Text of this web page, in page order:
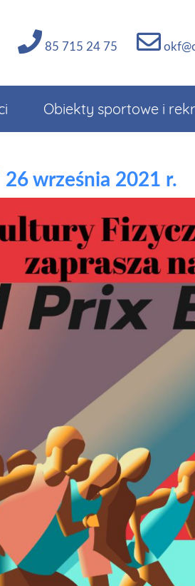
85 715 24 75
Obiekty sportowe i
26 września 2021 r.